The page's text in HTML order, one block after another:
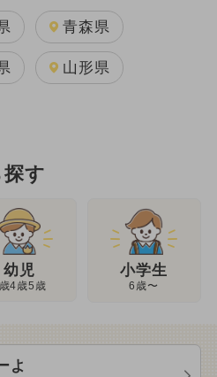
青森県
山形県
す
幼児
4歳5歳
小学生
6歳〜
よ